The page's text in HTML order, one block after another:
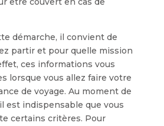
démarche, il convient de
partir et pour quelle mission
ces informations vous
lorsque vous allez faire votre
de voyage. Au moment de
est indispensable que vous
certains critères. Pour